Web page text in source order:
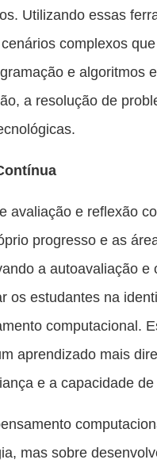
Utilizando essas
complexos
e algoritmos
a resolução de
avaliação e reflexão
progresso e as
a autoavaliação e
os estudantes na
computacional.
aprendizado mais
e a capacidade
mas sobre